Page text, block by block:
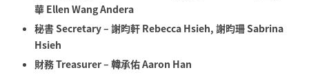
華 Ellen Wang Andera
秘書 Secretary – 謝昀軒 Rebecca Hsieh, 謝昀珊 Sabrina
Hsieh
財務 Treasurer – 韓承佑 Aaron Han